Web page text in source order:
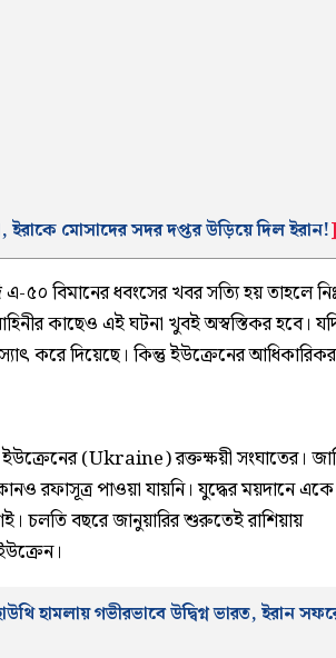
ইরাকে মোসাদের সদর দপ্তর উড়িয়ে দিল ইরান!
৫০ বিমানের ধবংসের খবর সত্যি হয় তাহলে
কাছেও এই ঘটনা খুবই অস্বস্তিকর হবে।
করে দিয়েছে। কিন্তু ইউক্রেনের
ইউক্রেনের (Ukraine) রক্তক্ষয়ী সংঘাতের।
রফাসূত্র পাওয়া যায়নি। যুদ্ধের ময়দানে
চলতি বছরে জানুয়ারির শুরুতেই রাশিয়ায়
হামলায় গভীরভাবে উদ্বিগ্ন ভারত, ইরান